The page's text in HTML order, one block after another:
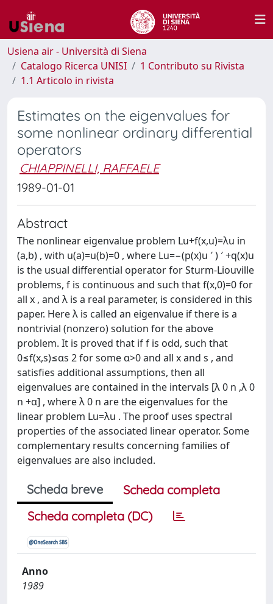
Usiena air - Università di Siena
Catalogo Ricerca UNISI
1 Contributo su Rivista
1.1 Articolo in rivista
Estimates on the eigenvalues for
some nonlinear ordinary differential
operators
CHIAPPINELLI, RAFFAELE
1989-01-01
Abstract
The nonlinear eigenvalue problem Lu+f(x,u)=λu in
(a,b) , with u(a)=u(b)=0 , where Lu=−(p(x)u ′ ) ′ +q(x)u
is the usual differential operator for Sturm-Liouville
problems, f is continuous and such that f(x,0)=0 for
all x , and λ is a real parameter, is considered in this
paper. Here λ is called an eigenvalue if there is a
nontrivial (nonzero) solution for the above
problem. It is proved that if f is odd, such that
0≤f(x,s)≤αs 2 for some α>0 and all x and s , and
satisfies additional assumptions, then all
eigenvalues are contained in the intervals [λ 0 n ,λ 0
n +α] , where λ 0 n are the eigenvalues for the
linear problem Lu=λu . The proof uses spectral
properties of the associated linear operator. Some
complementary results concerning families of
eigenvalues are also included.
Scheda breve
Scheda completa
Scheda completa (DC)
Anno
1989